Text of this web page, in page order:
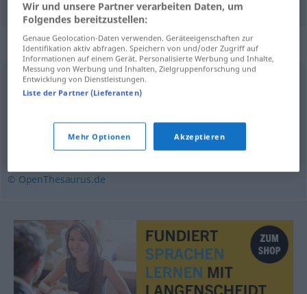
Synonyme für "traditionell"
hochwertig,würdevoll
,ordinär,konventionell,gebräuchlich,
gewöhnlich
© OpenThesaurus.de
Wir und unsere Partner verarbeiten Daten, um
Folgendes bereitzustellen:
Genaue Geolocation-Daten verwenden. Geräteeigenschaften zur
Identifikation aktiv abfragen. Speichern von und/oder Zugriff auf
Informationen auf einem Gerät. Personalisierte Werbung und Inhalte,
Messung von Werbung und Inhalten, Zielgruppenforschung und
Entwicklung von Dienstleistungen.
Liste der Partner (Lieferanten)
Mehr Optionen Akzeptieren